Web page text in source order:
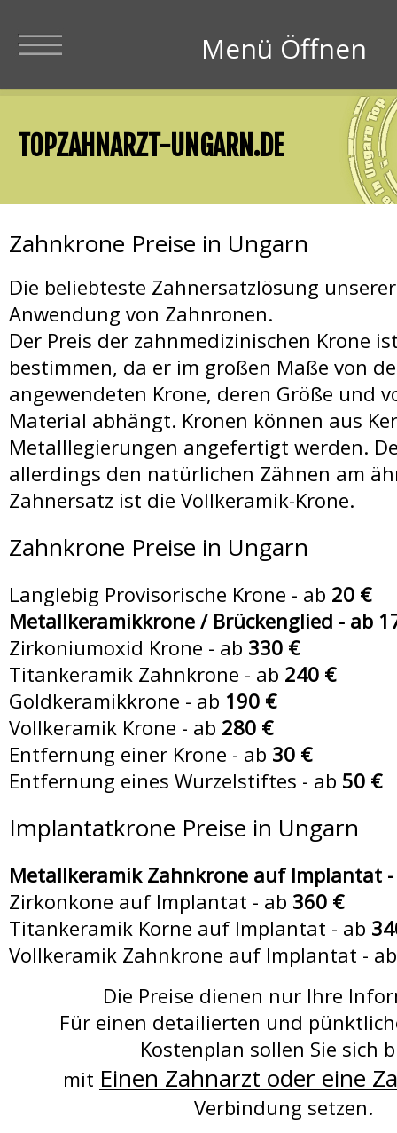
Menü Schliesen
Zahnärzte in
Zahnimplantate +
Zahnersätze +
Zahnarzt Suche
Zahnbehandlungen in
Zahnkliniken in
Zahnärzte in
Top Zahnarzt Ungarn
AGB
Impressum
Menü Öffnen
TOPZAHNARZT-UNGARN.DE
Zahnkrone Preise in Ungarn
Die beliebteste Zahnersatzlösung
Anwendung von Zahnronen.
Der Preis der zahnmedizinischen Krone
bestimmen, da er im großen Maße von
angewendeten Krone, deren Größe und
Material abhängt. Kronen können aus
Metalllegierungen angefertigt werden.
allerdings den natürlichen Zähnen am
Zahnersatz ist die Vollkeramik-Krone.
Zahnkrone Preise in Ungarn
Langlebig Provisorische Krone - ab 20 €
Metallkeramikkrone / Brückenglied - ab
Zirkoniumoxid Krone - ab 330 €
Titankeramik Zahnkrone - ab 240 €
Goldkeramikkrone - ab 190 €
Vollkeramik Krone - ab 280 €
Entfernung einer Krone - ab 30 €
Entfernung eines Wurzelstiftes - ab 50 €
Implantatkrone Preise in Ungarn
Metallkeramik Zahnkrone auf Implantat -
Zirkonkone auf Implantat - ab 360 €
Titankeramik Korne auf Implantat - ab
Vollkeramik Zahnkrone auf Implantat -
Die Preise dienen nur Ihre
Für einen detailierten und
Kostenplan sollen Sie sich
mit Einen Zahnarzt oder eine
Verbindung setzen.